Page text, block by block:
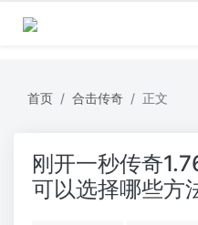
首页 合击传奇 正文
刚开一秒传奇
可以选择哪些方